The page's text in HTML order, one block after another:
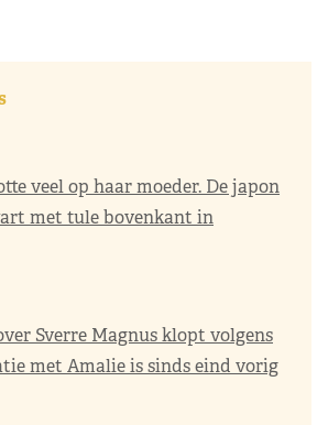
veel op haar moeder. De japon
met tule bovenkant in
Sverre Magnus klopt volgens
met Amalie is sinds eind vorig